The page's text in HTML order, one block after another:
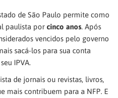
de São Paulo permite como
paulista por cinco anos. Após
vencidos pelo governo
sacá-los para sua conta
IPVA.
de jornais ou revistas, livros,
mais contribuem para a NFP. E